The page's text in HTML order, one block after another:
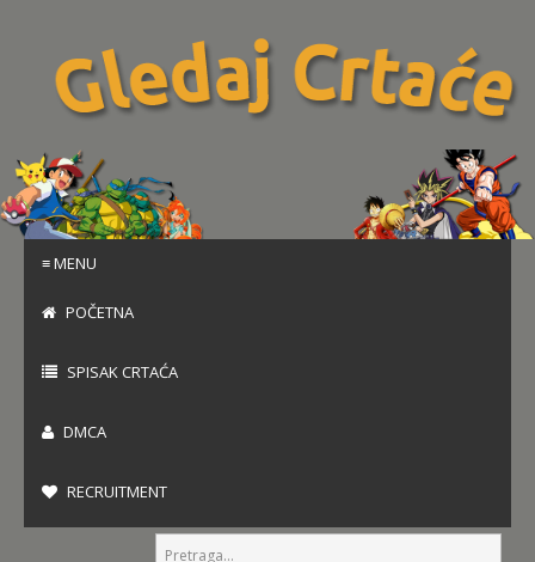
≡ MENU
POČETNA
SPISAK CRTAĆA
DMCA
RECRUITMENT